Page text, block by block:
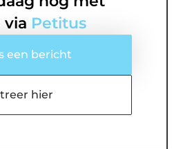
via Petitus
een bericht
hier